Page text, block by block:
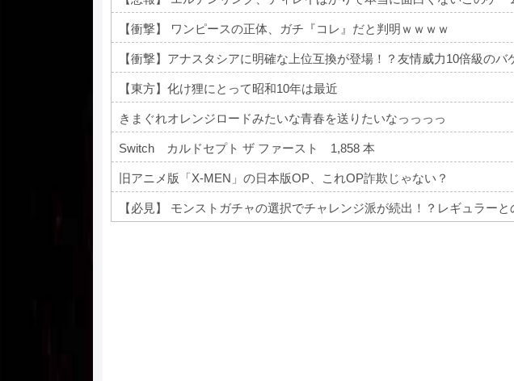
【衝撃】 ワンピースの正体、ガチ『コレ』だと判明ｗｗｗｗ
【衝撃】アナスタシアに明確な上位互換が登場！？友情威力10倍級のバ
【東方】化け狸にとって昭和10年は最近
きまぐれオレンジロードみたいな青春を送りたいなっっっっ
Switch カルドセプト ザ ファースト 1,858 本
旧アニメ版「X-MEN」の日本版OP、これOP詐欺じゃない？
【必見】 モンストガチャの選択でチャレンジ派が続出！？レギュラーと